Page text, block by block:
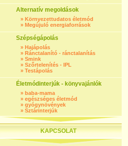
Alternatív megoldások
» Környezettudatos életmód
» Megújuló energiaforrások
Szépségápolás
» Hajápolás
» Ránctalanító - ránctalanítás
» Smink
» Szőrtelenítés - IPL
» Testápolás
Életmódinterjúk - könyvajánlók
» baba-mama
» egészséges életmód
» gyógynövények
» Sztárinterjúk
KAPCSOLAT